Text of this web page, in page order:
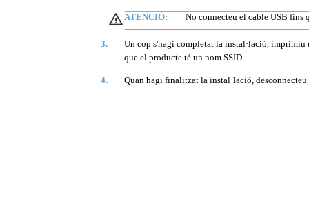
ATENCIÓ: No connecteu el cable USB fins
3.
Un cop s'hagi completat la instal·lació, imprimiu
que el producte té un nom SSID.
4. Quan hagi finalitzat la instal·lació, desconnecteu